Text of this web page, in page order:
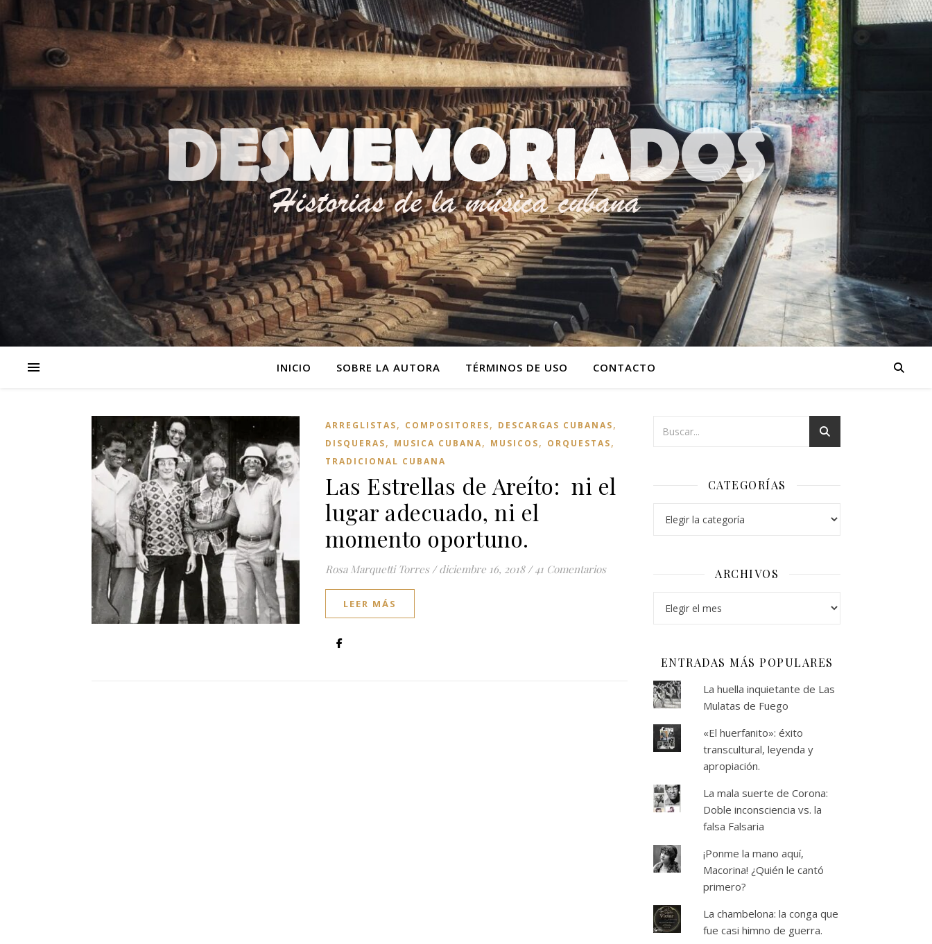
INICIO SOBRE LA AUTORA TÉRMINOS DE USO CONTACTO
ARREGLISTAS, COMPOSITORES, DESCARGAS CUBANAS,
DISQUERAS, MUSICA CUBANA, MUSICOS, ORQUESTAS,
TRADICIONAL CUBANA
Las Estrellas de Areíto: ni el
lugar adecuado, ni el
momento oportuno.
Rosa Marquetti Torres / diciembre 16, 2018 / 41 Comentarios
LEER MÁS
CATEGORÍAS
ARCHIVOS
ENTRADAS MÁS POPULARES
La huella inquietante de Las
Mulatas de Fuego
«El huerfanito»: éxito
transcultural, leyenda y
apropiación.
La mala suerte de Corona:
Doble inconsciencia vs. la
falsa Falsaria
¡Ponme la mano aquí,
Macorina! ¿Quién le cantó
primero?
La chambelona: la conga que
fue casi himno de guerra.